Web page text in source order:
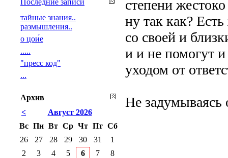
степени
ну так как?
со своей и
и и не помогут
уходом от
Не задумываясь
Последние записи
тайные знания..
размышления..
о цои́е
.....
"пресс код"
...
Архив
<
Август 2026
Вс Пн Вт Ср Чт Пт Сб
26
27 28 29 30 31
1
2
3 4 5 6 7
8